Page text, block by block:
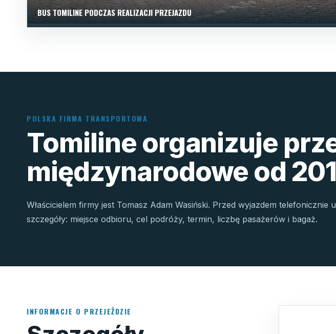
BUS TOMILINE PODCZAS REALIZACJI PRZEJAZDU
POLSKA FIRMA TRANSPORTOWA
Tomiline organizuje
międzynarodowe od
Właścicielem firmy jest Tomasz Adam Wasiński. Przed wyjazdem telefonicznie
szczegóły: miejsce odbioru, cel podróży, termin, liczbę pasażerów i bagaż.
INFORMACJE O PRZEJEŹDZIE